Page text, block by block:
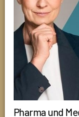
Pharma und